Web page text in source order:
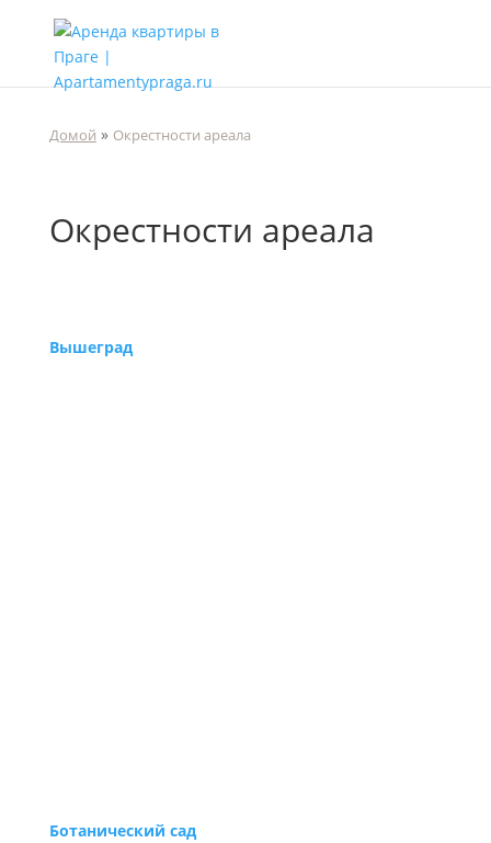
Домой » Окрестности ареала
Окрестности ареала
Вышеград
Ботанический сад